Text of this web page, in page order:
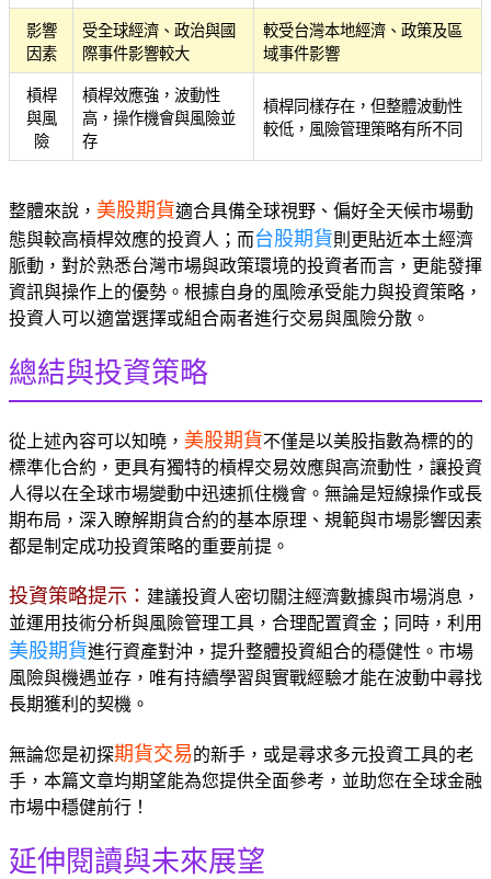
影響
因素
受全球經濟、政治與國
際事件影響較大
較受台灣本地經濟、政策及區
域事件影響
槓桿
與風
險
槓桿效應強，波動性
高，操作機會與風險並
存
槓桿同樣存在，但整體波動性
較低，風險管理策略有所不同
整體來說， 美股期貨適合具備全球視野、偏好全天候市場動
態與較高槓桿效應的投資人；而台股期貨則更貼近本土經濟
脈動，對於熟悉台灣市場與政策環境的投資者而言，更能發揮
資訊與操作上的優勢。根據自身的風險承受能力與投資策略，
投資人可以適當選擇或組合兩者進行交易與風險分散。
總結與投資策略
從上述內容可以知曉， 美股期貨不僅是以美股指數為標的的
標準化合約，更具有獨特的槓桿交易效應與高流動性，讓投資
人得以在全球市場變動中迅速抓住機會。無論是短線操作或長
期布局，深入瞭解期貨合約的基本原理、規範與市場影響因素
都是制定成功投資策略的重要前提。
投資策略提示： 建議投資人密切關注經濟數據與市場消息，
並運用技術分析與風險管理工具，合理配置資金；同時，利用
美股期貨進行資產對沖，提升整體投資組合的穩健性。市場
風險與機遇並存，唯有持續學習與實戰經驗才能在波動中尋找
長期獲利的契機。
無論您是初探期貨交易的新手，或是尋求多元投資工具的老
手，本篇文章均期望能為您提供全面參考，並助您在全球金融
市場中穩健前行！
延伸閱讀與未來展望